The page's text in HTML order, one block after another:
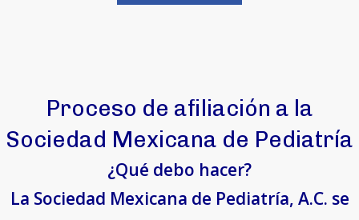
Proceso de afiliación a la
Sociedad Mexicana de Pediatría
¿Qué debo hacer?
La Sociedad Mexicana de Pediatría, A.C. se